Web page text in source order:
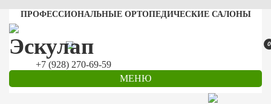
ПРОФЕССИОНАЛЬНЫЕ ОРТОПЕДИЧЕСКИЕ САЛОНЫ
+7 (928) 270-69-59
0
МЕНЮ